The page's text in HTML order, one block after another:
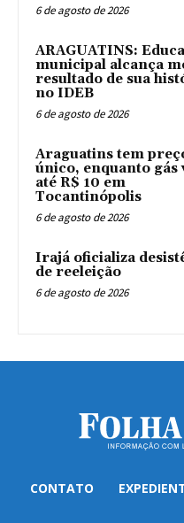
6 de agosto de 2026
ARAGUATINS:
municipal alcança
resultado de sua
no IDEB
6 de agosto de 2026
Araguatins tem
único, enquanto gás
até R$ 10 em
Tocantinópolis
6 de agosto de 2026
Irajá oficializa
de reeleição
6 de agosto de 2026
CONTATO